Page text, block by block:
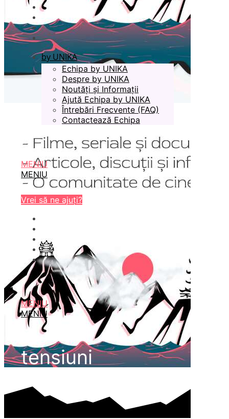
by UNIKA
Echipa by UNIKA
Despre by UNIKA
Noutăți și Informații
Ajută Echipa by UNIKA
Întrebări Frecvente (FAQ)
Contactează Echipa
MENIU
MENIU
Vrei să ne ajuți?
MENIU
MENIU
tensiuni